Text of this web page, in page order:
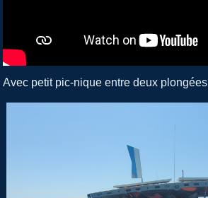
Avec petit pic-nique entre deux plongées